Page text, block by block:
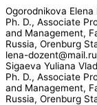
Ogorodnikova Elena
Ph. D., Associate
and Management,
Russia, Orenburg
lena-dozent@mail.ru
Sigaeva Yuliana
Ph. D., Associate
and Management,
Russia, Orenburg